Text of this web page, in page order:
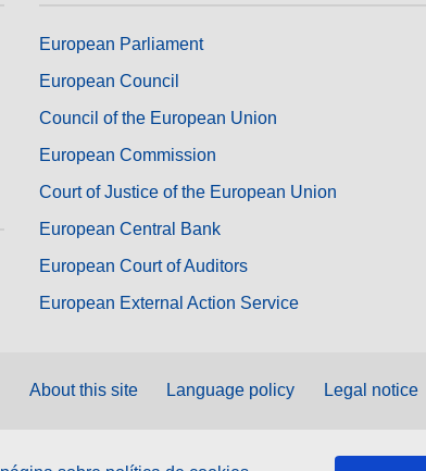
European Parliament
European Council
Council of the European Union
European Commission
Court of Justice of the European Union
European Central Bank
European Court of Auditors
European External Action Service
About this site Language policy Legal notice